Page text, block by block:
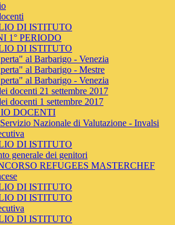
DI ISTITUTO
1° PERIODO
DI ISTITUTO
al Barbarigo - Venezia
al Barbarigo - Mestre
al Barbarigo - Venezia
docenti 21 settembre 2017
docenti 1 settembre 2017
DOCENTI
Nazionale di Valutazione - Invalsi
DI ISTITUTO
generale dei genitori
REFUGEES MASTERCHEF
DI ISTITUTO
DI ISTITUTO
DI ISTITUTO